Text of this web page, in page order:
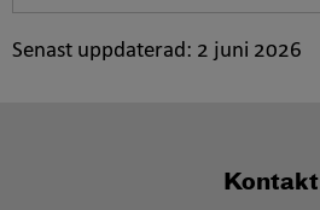
Senast uppdaterad: 2 juni 2026
Kontakt